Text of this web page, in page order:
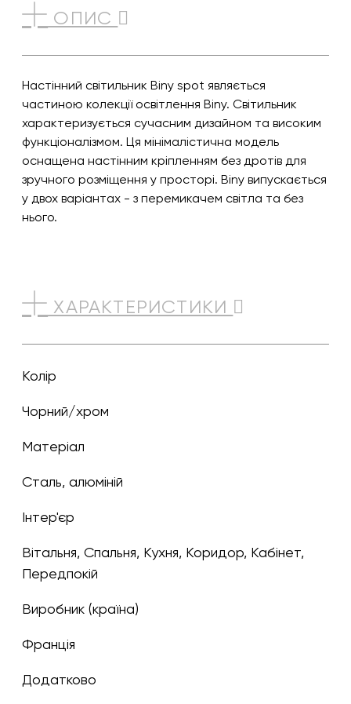
ОПИС
Настінний світильник Biny spot являється
частиною колекції освітлення Biny. Світильник
характеризується сучасним дизайном та високим
функціоналізмом. Ця мінімалістична модель
оснащена настінним кріпленням без дротів для
зручного розміщення у просторі. Biny випускається
у двох варіантах - з перемикачем світла та без
нього.
ХАРАКТЕРИСТИКИ
Колір
чорний/хром
Матеріал
Сталь, алюміній
Інтер'єр
Вітальня, Спальня, Кухня, Коридор, Кабінет,
Передпокій
Виробник (країна)
Франція
Додатково